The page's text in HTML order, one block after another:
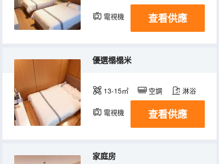
電視機 查看供應
優選榻榻米
13-15㎡ 空調 淋浴
電視機 查看供應
家庭房